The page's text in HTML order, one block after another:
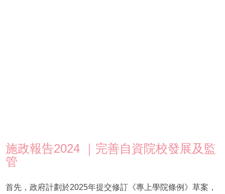
施政報告2024 ｜完善自資院校發展及監
管
首先，政府計劃於2025年提交修訂《專上學院條例》草案，